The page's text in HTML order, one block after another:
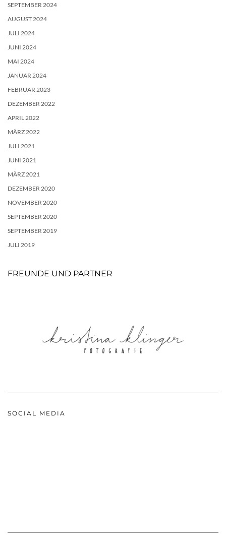
SEPTEMBER 2024
AUGUST 2024
JULI 2024
JUNI 2024
MAI 2024
JANUAR 2024
FEBRUAR 2023
DEZEMBER 2022
APRIL 2022
MÄRZ 2022
JULI 2021
JUNI 2021
MÄRZ 2021
DEZEMBER 2020
NOVEMBER 2020
SEPTEMBER 2020
SEPTEMBER 2019
JULI 2019
FREUNDE UND PARTNER
SOCIAL MEDIA